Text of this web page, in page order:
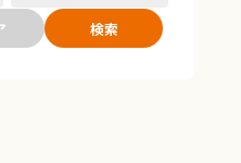
検索